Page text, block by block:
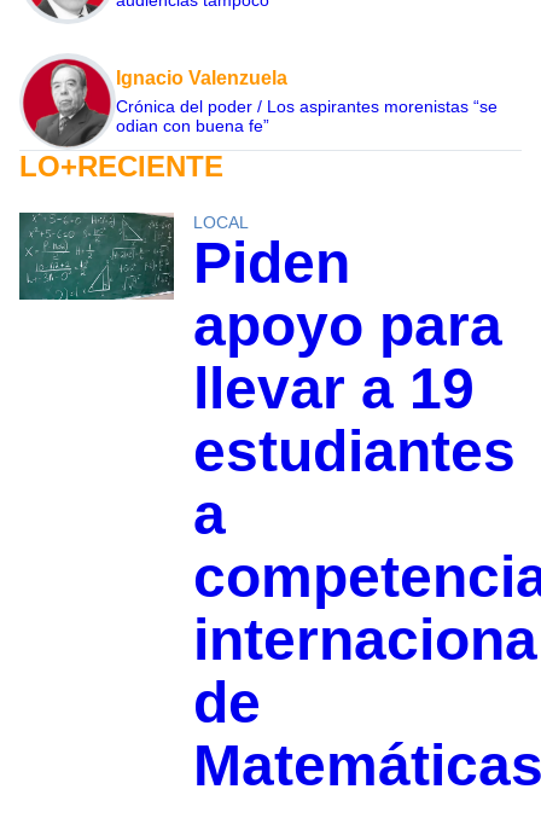
Ignacio Valenzuela
Crónica del poder / Los aspirantes morenistas “se
odian con buena fe”
LO+RECIENTE
LOCAL
Piden
apoyo para
llevar a 19
estudiantes
a
de